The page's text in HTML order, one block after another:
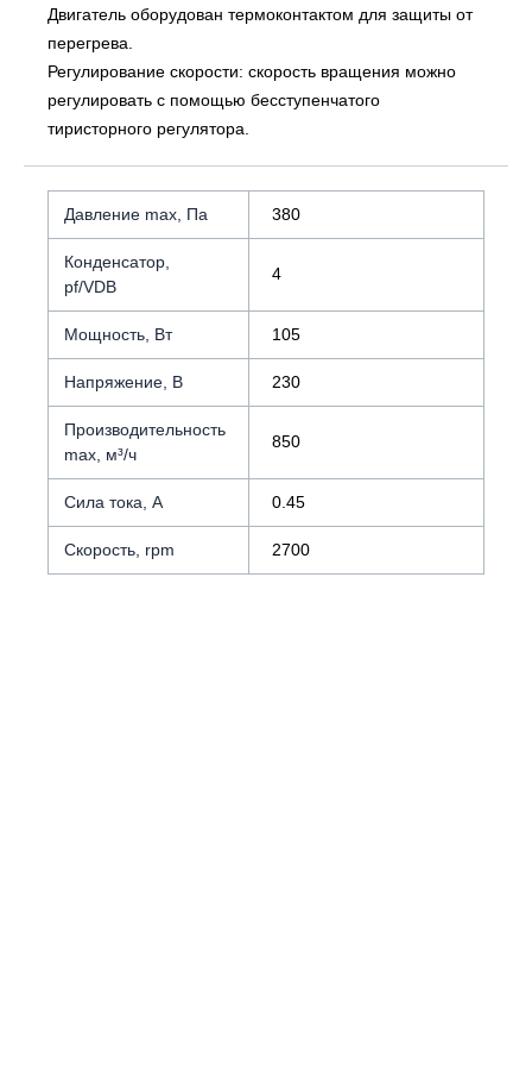
Двигатель оборудован термоконтактом для защиты от
перегрева.
Регулирование скорости: скорость вращения можно
регулировать с помощью бесступенчатого
тиристорного регулятора.
Давление max, Па 380
Конденсатор,
pf/VDB
4
Мощность, Вт 105
Напряжение, В 230
Производительность
max, м³/ч
850
Сила тока, А 0.45
Скорость, rpm 2700